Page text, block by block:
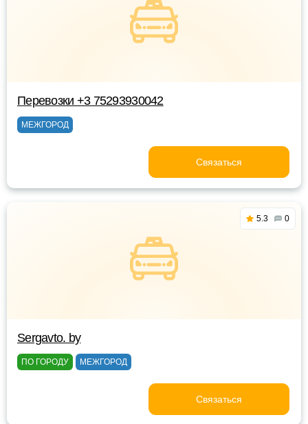
Перевозки +3 75293930042
МЕЖГОРОД
Связаться
5.3 0
Sergavto. by
ПО ГОРОДУ МЕЖГОРОД
Связаться